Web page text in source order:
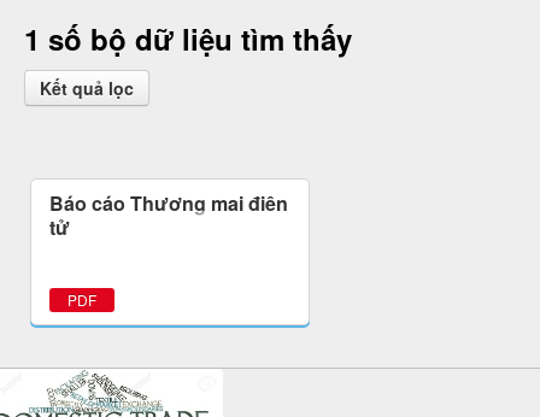
1 số bộ dữ liệu tìm thấy
Kết quả lọc
Báo cáo Thương mại điện
tử
PDF